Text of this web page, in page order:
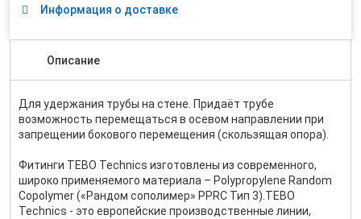
Информация о доставке
Описание
Для удержания трубы на стене. Придаёт трубе
возможность перемещаться в осевом направлении при
запрещении бокового перемещения (скользящая опора).
Фитинги TEBO Technics изготовлены из современного,
широко применяемого материала – Polypropylene Random
Copolymer («Рандом сополимер» PPRC Тип 3).TEBO
Technics - это европейские производственные линии,